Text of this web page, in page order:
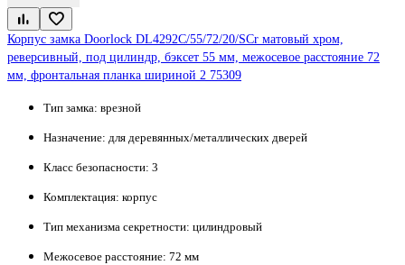
Корпус замка Doorlock DL4292С/55/72/20/SCr матовый хром,
реверсивный, под цилиндр, бэксет 55 мм, межосевое расстояние 72
мм, фронтальная планка шириной 2 75309
Тип замка: врезной
Назначение: для деревянных/металлических дверей
Класс безопасности: 3
Комплектация: корпус
Тип механизма секретности: цилиндровый
Межосевое расстояние: 72 мм